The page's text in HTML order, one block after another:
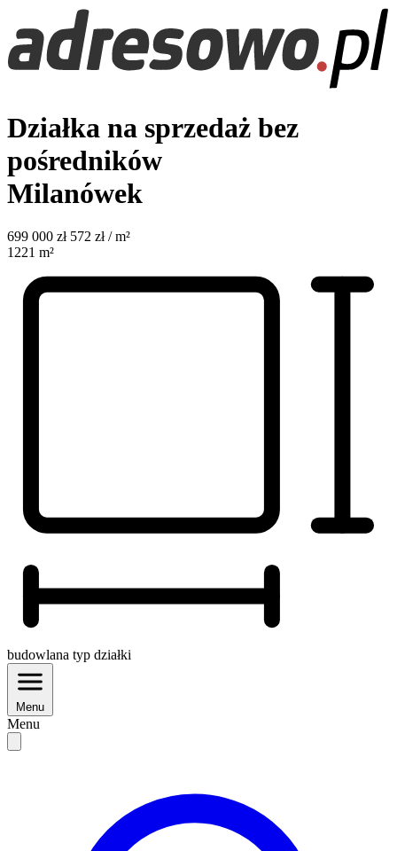
Działka na sprzedaż bez
pośredników
Milanówek
699 000 zł 572 zł / m²
1221 m²
budowlana typ działki
Menu
Menu